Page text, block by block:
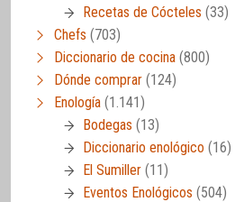
Recetas de Cócteles (33)
Chefs (703)
Diccionario de cocina (800)
Dónde comprar (124)
Enología (1.141)
Bodegas (13)
Diccionario enológico (16)
El Sumiller (11)
Eventos Enológicos (504)